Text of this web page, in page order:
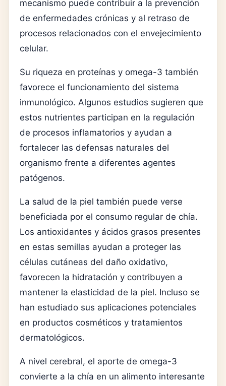
mecanismo puede contribuir a la prevención
de enfermedades crónicas y al retraso de
procesos relacionados con el envejecimiento
celular.
Su riqueza en proteínas y omega-3 también
favorece el funcionamiento del sistema
inmunológico. Algunos estudios sugieren que
estos nutrientes participan en la regulación
de procesos inflamatorios y ayudan a
fortalecer las defensas naturales del
organismo frente a diferentes agentes
patógenos.
La salud de la piel también puede verse
beneficiada por el consumo regular de chía.
Los antioxidantes y ácidos grasos presentes
en estas semillas ayudan a proteger las
células cutáneas del daño oxidativo,
favorecen la hidratación y contribuyen a
mantener la elasticidad de la piel. Incluso se
han estudiado sus aplicaciones potenciales
en productos cosméticos y tratamientos
dermatológicos.
A nivel cerebral, el aporte de omega-3
convierte a la chía en un alimento interesante